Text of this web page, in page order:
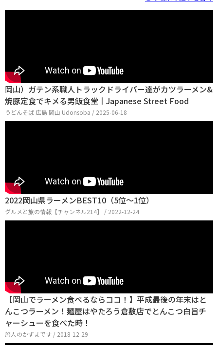
岡山）ガテン系職人トラックドライバー達がカツラーメン&
焼豚定食でキメる男飯食堂丨Japanese Street Food
うどんそば 広島 岡山 Udonsoba / 2025-06-18
2022岡山県ラーメンBEST10（5位〜1位）
グルメと旅の情報【チャンネル214】 / 2022-12-24
【岡山でラーメン食べるならココ！】平成最後の年末はと
んこつラーメン！麺屋はやたろう倉敷店でとんこつ白旨チ
ャーシューを食べた時！
旅人のかずまです / 2018-12-29